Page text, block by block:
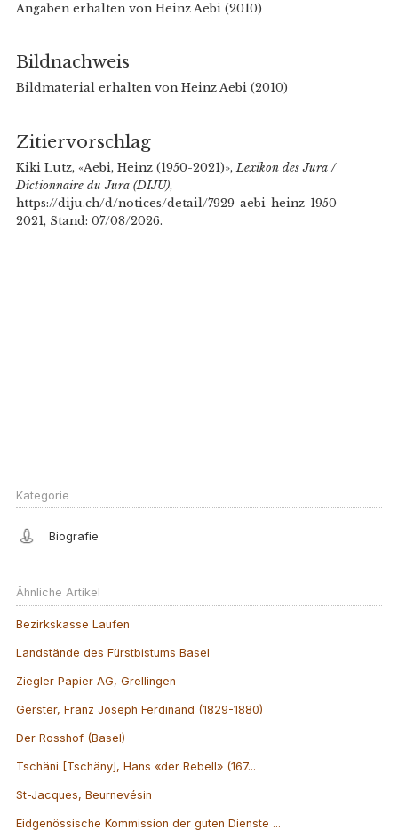
Angaben erhalten von Heinz Aebi (2010)
Bildnachweis
Bildmaterial erhalten von Heinz Aebi (2010)
Zitiervorschlag
Kiki Lutz, «Aebi, Heinz (1950-2021)», Lexikon des Jura /
Dictionnaire du Jura (DIJU),
https://diju.ch/d/notices/detail/7929-aebi-heinz-1950-
2021, Stand: 07/08/2026.
Kategorie
Biografie
Ähnliche Artikel
Bezirkskasse Laufen
Landstände des Fürstbistums Basel
Ziegler Papier AG, Grellingen
Gerster, Franz Joseph Ferdinand (1829-1880)
Der Rosshof (Basel)
Tschäni [Tschäny], Hans «der Rebell» (167...
St-Jacques, Beurnevésin
Eidgenössische Kommission der guten Dienste ...